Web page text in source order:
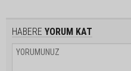
HABERE YORUM KAT